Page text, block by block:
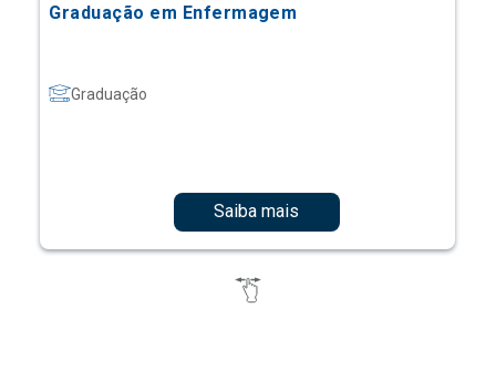
Graduação em Enfermagem
Graduação
Saiba mais